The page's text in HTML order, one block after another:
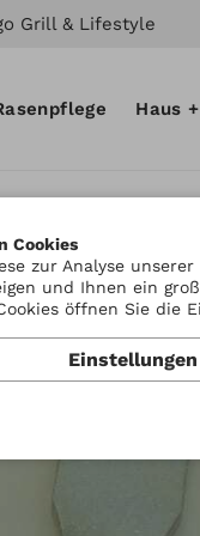
Grill & Lifestyle
Haus
Cookies
zur Analyse
und Ihnen ein
öffnen Sie die
Einstellungen